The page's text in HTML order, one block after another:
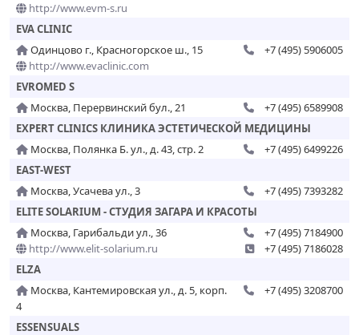
http://www.evm-s.ru
EVA CLINIC
Одинцово г., Красногорское ш., 15
http://www.evaclinic.com
+7 (495) 5906005
EVROMED S
Москва, Перервинский бул., 21
+7 (495) 6589908
EXPERT CLINICS КЛИНИКА ЭСТЕТИЧЕСКОЙ МЕДИЦИНЫ
Москва, Полянка Б. ул., д. 43, стр. 2
+7 (495) 6499226
EAST-WEST
Москва, Усачева ул., 3
+7 (495) 7393282
ELITE SOLARIUM - СТУДИЯ ЗАГАРА И КРАСОТЫ
Москва, Гарибальди ул., 36
http://www.elit-solarium.ru
+7 (495) 7184900
+7 (495) 7186028
ELZA
Москва, Кантемировская ул., д. 5, корп.
4
+7 (495) 3208700
ESSENSUALS